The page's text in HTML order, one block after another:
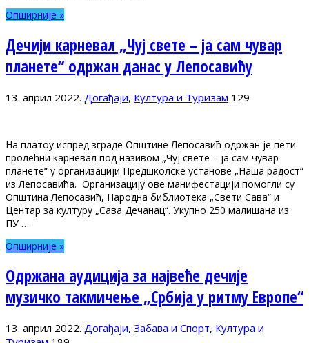
Опширније »
Дечији карневал „Чуј свете – ја сам чувар
планете“ одржан данас у Лепосавићу
13. април 2022. Догађаји, Култура и Туризам 129
На платоу испред зграде Општине Лепосавић одржан је пети
пролећни карневал под називом „Чуј свете – ја сам чувар
планете“ у организацији Предшколске установе „Наша радост“
из Лепосавића. Организацију ове манифестацији помогли су
Општина Лепосавић, Народна библиотека „Свети Сава“ и
Центар за културу „Сава Дечанац“. Укупно 250 малишана из
ПУ …
Опширније »
Одржана аудиција за највеће дечије
музичко такмичење „Србија у ритму Европе“
13. април 2022. Догађаји, Забава и Спорт, Култура и